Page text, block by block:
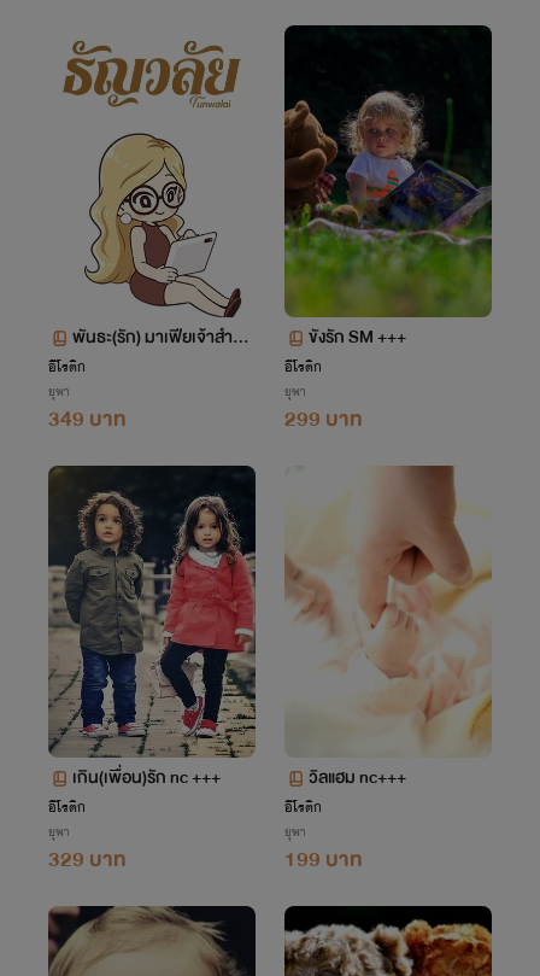
พันธะ(รัก) มาเฟียเจ้าสำรา
ญSM++++
อีโรติก
ยุพา
349 บาท
ขังรัก SM +++
อีโรติก
ยุพา
299 บาท
เกิน(เพื่อน)รัก nc +++
อีโรติก
ยุพา
329 บาท
วิลแฮม nc+++
อีโรติก
ยุพา
199 บาท